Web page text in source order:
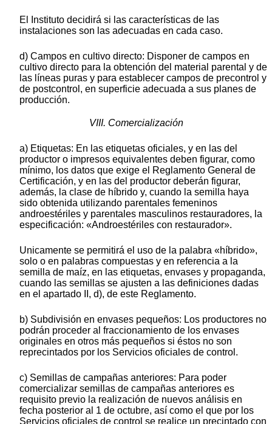
El Instituto decidirá si las características de las
instalaciones son las adecuadas en cada caso.
d) Campos en cultivo directo: Disponer de campos en
cultivo directo para la obtención del material parental y de
las líneas puras y para establecer campos de precontrol y
de postcontrol, en superficie adecuada a sus planes de
producción.
VIII. Comercialización
a) Etiquetas: En las etiquetas oficiales, y en las del
productor o impresos equivalentes deben figurar, como
mínimo, los datos que exige el Reglamento General de
Certificación, y en las del productor deberán figurar,
además, la clase de híbrido y, cuando la semilla haya
sido obtenida utilizando parentales femeninos
androestériles y parentales masculinos restauradores, la
especificación: «Androestériles con restaurador».
Unicamente se permitirá el uso de la palabra «híbrido»,
solo o en palabras compuestas y en referencia a la
semilla de maíz, en las etiquetas, envases y propaganda,
cuando las semillas se ajusten a las definiciones dadas
en el apartado II, d), de este Reglamento.
b) Subdivisión en envases pequeños: Los productores no
podrán proceder al fraccionamiento de los envases
originales en otros más pequeños si éstos no son
reprecintados por los Servicios oficiales de control.
c) Semillas de campañas anteriores: Para poder
comercializar semillas de campañas anteriores es
requisito previo la realización de nuevos análisis en
fecha posterior al 1 de octubre, así como el que por los
Servicios oficiales de control se realice un precintado con